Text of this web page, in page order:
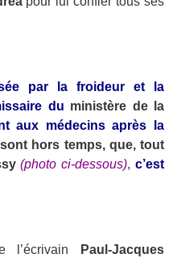
par la froideur et la
du ministère de la
aux médecins après la
sont hors temps, que, tout
(photo ci-dessous),c’est
l’écrivain
Paul-Jacques